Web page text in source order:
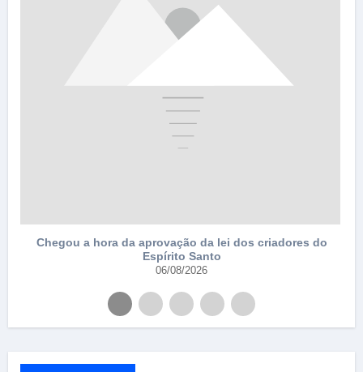
Chegou a hora da aprovação da lei dos criadores do
Espírito Santo
06/08/2026